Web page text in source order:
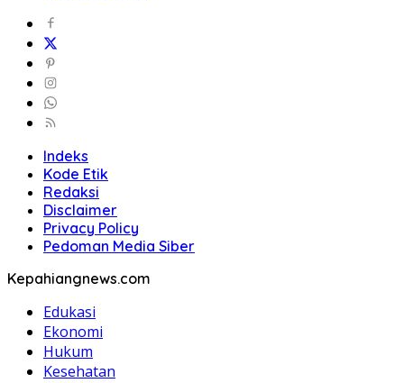
Indeks
Kode Etik
Redaksi
Disclaimer
Privacy Policy
Pedoman Media Siber
Kepahiangnews.com
Edukasi
Ekonomi
Hukum
Kesehatan